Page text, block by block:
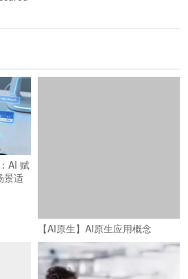
AI 赋
景适
【AI原生】AI原生应用概念